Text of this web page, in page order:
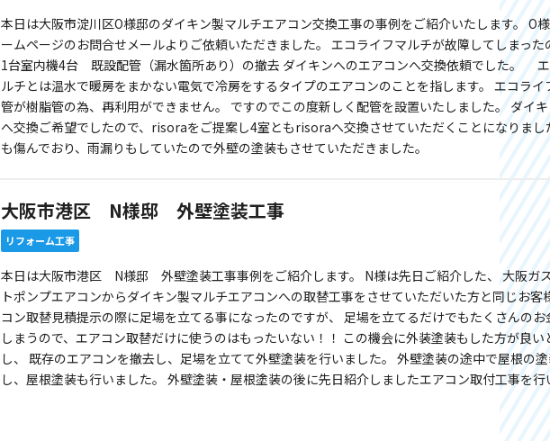
本日は大阪市淀川区O様邸のダイキン製マルチエアコン交換工事の事例をご紹介いたします。 O
ームページのお問合せメールよりご依頼いただきました。 エコライフマルチが故障してしまった
1台室内機4台 既設配管（漏水箇所あり）の撤去 ダイキンへのエアコンへ交換依頼でした。
ルチとは温水で暖房をまかない電気で冷房をするタイプのエアコンのことを指します。 エコライ
管が樹脂管の為、再利用ができません。 ですのでこの度新しく配管を設置いたしました。 ダイ
へ交換ご希望でしたので、risoraをご提案し4室ともrisoraへ交換させていただくことになりまし
も傷んでおり、雨漏りもしていたので外壁の塗装もさせていただきました。
大阪市港区 N様邸 外壁塗装工事
リフォーム工事
本日は大阪市港区 N様邸 外壁塗装工事事例をご紹介します。 N様は先日ご紹介した、 大阪ガ
トポンプエアコンからダイキン製マルチエアコンへの取替工事をさせていただいた方と同じお客
コン取替見積提示の際に足場を立てる事になったのですが、 足場を立てるだけでもたくさんのお
しまうので、エアコン取替だけに使うのはもったいない！！ この機会に外装塗装もした方が良い
し、 既存のエアコンを撤去し、足場を立てて外壁塗装を行いました。 外壁塗装の途中で屋根の
し、屋根塗装も行いました。 外壁塗装・屋根塗装の後に先日紹介しましたエアコン取付工事を